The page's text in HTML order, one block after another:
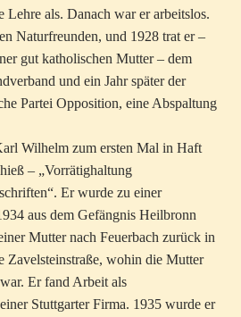
Lehre als. Danach war er arbeitslos.
Naturfreunden, und 1928 trat er –
gut katholischen Mutter – dem
und ein Jahr später der
Partei Opposition, eine Abspaltung
Wilhelm zum ersten Mal in Haft
– „Vorrätighaltung
Er wurde zu einer
aus dem Gefängnis Heilbronn
Mutter nach Feuerbach zurück in
Zavelsteinstraße, wohin die Mutter
Er fand Arbeit als
Stuttgarter Firma. 1935 wurde er